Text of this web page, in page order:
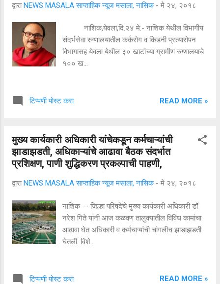
द्वाराNEWS MASALA साप्ताहिक न्यूज मसाला, नासिक - मे २४, २०१८
नाशिक,येवला,दि.२४ मे:- नाशिक येथील विभागीय
संदर्भसेवा रुग्णालयातील कर्करोग व किडनी प्रत्यारोपन
विभागासह येवला येथील ३० खाटांच्या ग्रामीण रुग्णालयाचे
१०० ख...
टिप्पणी पोस्ट करा READ MORE »
मुख्य कार्यकारी अधिकारी यांचेकडून कर्मचाऱ्यांची
झाडाझडती, अधिकाऱ्यांचे आढावा बैठक संदर्भात
प्रशिक्षण, पाणी शुद्धिकरण प्रकल्पाची पाहणी,
द्वाराNEWS MASALA साप्ताहिक न्यूज मसाला, नासिक - मे २४, २०१८
नाशिक – जिल्हा परिषदेचे मुख्य कार्यकारी अधिकारी डॉ
नरेश गिते यांनी आज कळवण तालुक्यातील विविध कामांचा
आढावा घेत अधिकारी व कर्मचाऱ्यांची चांगलीच झाडाझडती
घेतली. विशे...
टिप्पणी पोस्ट करा READ MORE »